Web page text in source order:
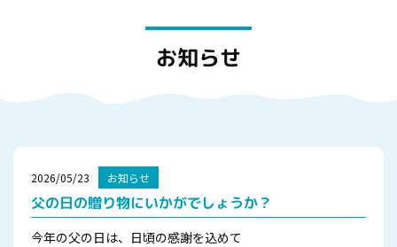
お知らせ
2026/05/23 お知らせ
父の日の贈り物にいかがでしょうか？
今年の父の日は、日頃の感謝を込めて